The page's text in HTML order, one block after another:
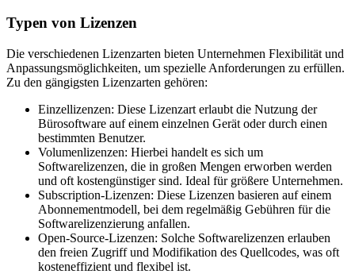
Typen von Lizenzen
Die verschiedenen Lizenzarten bieten Unternehmen Flexibilität und
Anpassungsmöglichkeiten, um spezielle Anforderungen zu erfüllen.
Zu den gängigsten Lizenzarten gehören:
Einzellizenzen: Diese Lizenzart erlaubt die Nutzung der
Bürosoftware auf einem einzelnen Gerät oder durch einen
bestimmten Benutzer.
Volumenlizenzen: Hierbei handelt es sich um
Softwarelizenzen, die in großen Mengen erworben werden
und oft kostengünstiger sind. Ideal für größere Unternehmen.
Subscription-Lizenzen: Diese Lizenzen basieren auf einem
Abonnementmodell, bei dem regelmäßig Gebühren für die
Softwarelizenzierung anfallen.
Open-Source-Lizenzen: Solche Softwarelizenzen erlauben
den freien Zugriff und Modifikation des Quellcodes, was oft
kosteneffizient und flexibel ist.